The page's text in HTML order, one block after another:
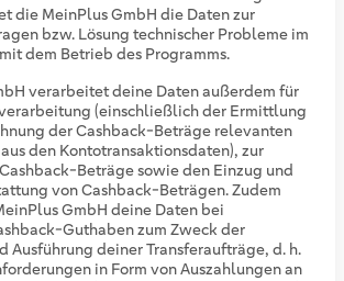
die MeinPlus GmbH die Daten zur
bzw. Lösung technischer Probleme im
dem Betrieb des Programms.
verarbeitet deine Daten außerdem für
(einschließlich der Ermittlung
der Cashback-Beträge relevanten
den Kontotransaktionsdaten), zur
Beträge sowie den Einzug und
von Cashback-Beträgen. Zudem
GmbH deine Daten bei
Guthaben zum Zweck der
Ausführung deiner Transferaufträge, d. h.
in Form von Auszahlungen an